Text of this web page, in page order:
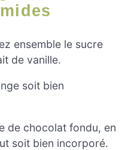
ensemble le sucre
de vanille.
soit bien
de chocolat fondu, en
soit bien incorporé.